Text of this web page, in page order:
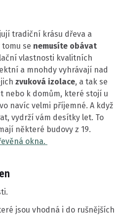
tradiční krásu dřeva a
se nemusíte obávat
vlastnosti kvalitních
a mnohdy vyhrávají nad
zvuková izolace, a tak se
nebo k domům, které stojí u
navíc velmi příjemné. A když
vydrží vám desítky let. To
některé budovy z 19.
okna.
jsou vhodná i do rušnějších